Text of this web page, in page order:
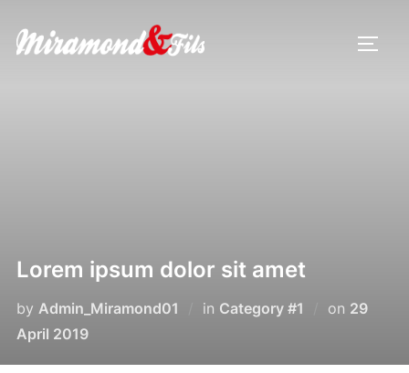
Lorem ipsum dolor sit amet
by Admin_Miramond01 in Category #1 on Posted
29
April 2019